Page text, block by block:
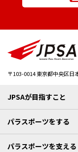
〒103-0014東京都中央区日
JPSAが目指すこと
パラスポーツをする
パラスポーツを支える